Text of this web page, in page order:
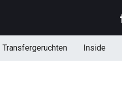
Transfergeruchten Inside